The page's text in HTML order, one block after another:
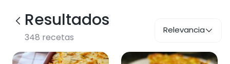
Resultados
348 recetas
Relevancia